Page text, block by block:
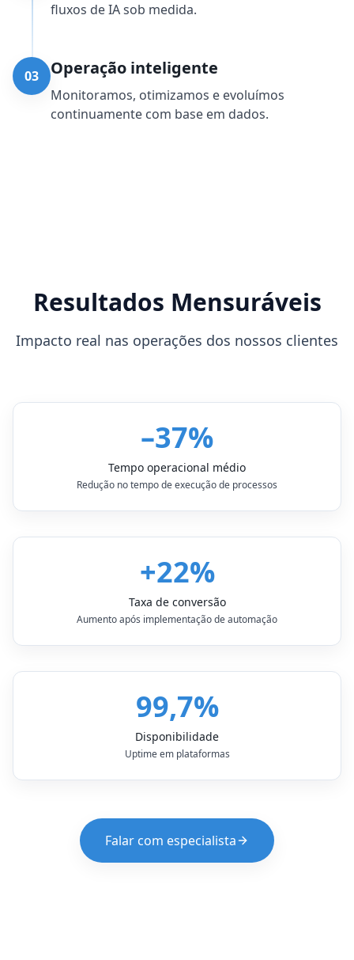
fluxos de IA sob medida.
03 Operação inteligente
Monitoramos, otimizamos e evoluímos
continuamente com base em dados.
Resultados Mensuráveis
Impacto real nas operações dos nossos clientes
–37%
Tempo operacional médio
Redução no tempo de execução de processos
+22%
Taxa de conversão
Aumento após implementação de automação
99,7%
Disponibilidade
Uptime em plataformas
Falar com especialista